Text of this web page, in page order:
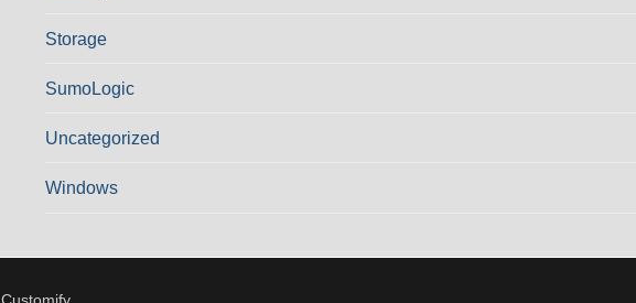
Storage
SumoLogic
Uncategorized
Windows
Customify.